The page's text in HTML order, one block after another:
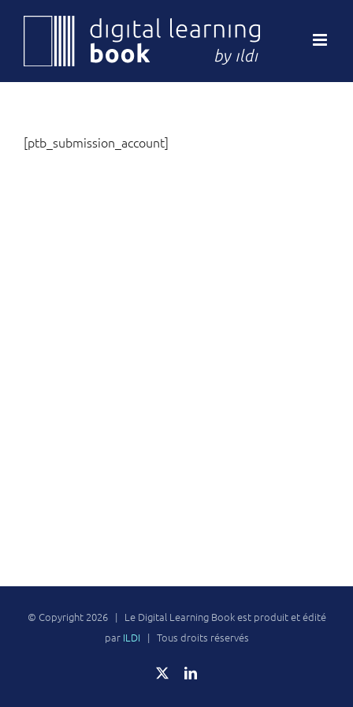
Passer
contenu
[ptb_submission_account]
© Copyright 2026 | Le Digital Learning Book est produit et édité
par ILDI | Tous droits réservés
LinkedIn